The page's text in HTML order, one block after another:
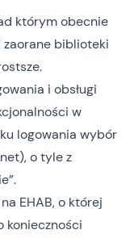
którym obecnie
zaorane biblioteki
i obsługi
w
logowania wybór
), o tyle z
EHAB, o której
konieczności